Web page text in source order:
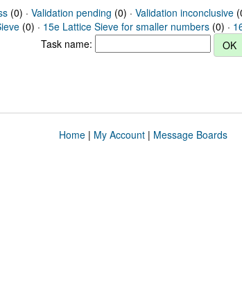
(0) · Validation pending (0) · Validation inconclusive
(0) · 15e Lattice Sieve for smaller numbers (0) ·
Task name:
Home| My Account| Message Boards